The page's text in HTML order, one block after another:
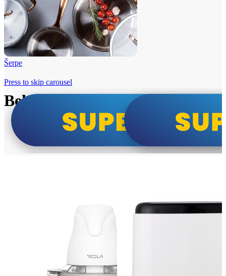
Šerpe
Beko i Tesla super cene
Press to skip carousel